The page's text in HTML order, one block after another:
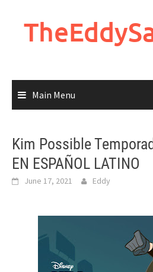
Main Menu
Kim Possible
EN ESPAÑOL LATINO
June 17, 2021 Eddy